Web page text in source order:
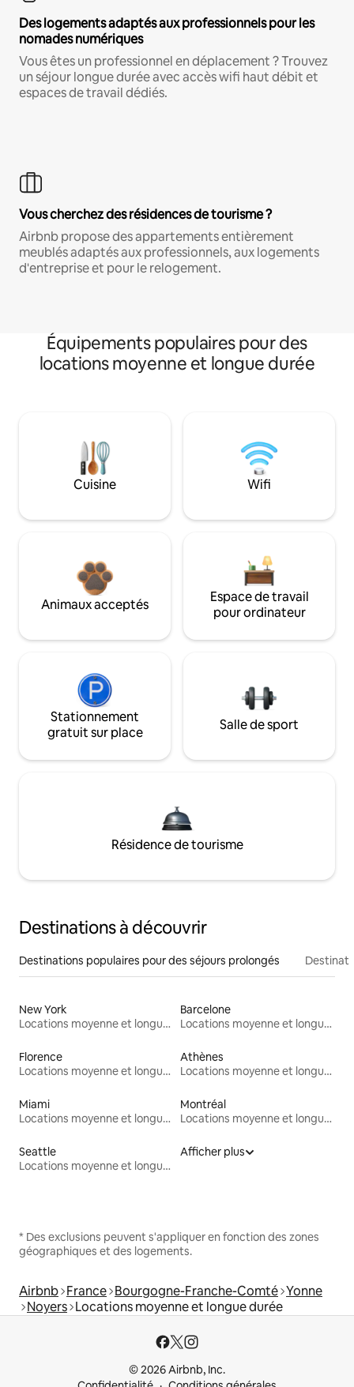
Des logements adaptés aux professionnels pour les
nomades numériques
Vous êtes un professionnel en déplacement ? Trouvez
un séjour longue durée avec accès wifi haut débit et
espaces de travail dédiés.
Vous cherchez des résidences de tourisme ?
Airbnb propose des appartements entièrement
meublés adaptés aux professionnels, aux logements
d'entreprise et pour le relogement.
Équipements populaires pour des
locations moyenne et longue durée
Cuisine Wifi
Animaux acceptés
Espace de travail
pour ordinateur
Stationnement
gratuit sur place
Salle de sport
Résidence de tourisme
Destinations à découvrir
Destinations populaires pour des séjours prolongés
New York
Locations moyenne et longue durée
Barcelone
Locations moyenne et longue durée
Florence
Locations moyenne et longue durée
Athènes
Locations moyenne et longue durée
Miami
Locations moyenne et longue durée
Montréal
Locations moyenne et longue durée
Seattle
Locations moyenne et longue durée
Afficher plus
* Des exclusions peuvent s'appliquer en fonction des zones
géographiques et des logements.
Airbnb France Bourgogne-Franche-Comté Yonne
Noyers Locations moyenne et longue durée
© 2026 Airbnb, Inc.